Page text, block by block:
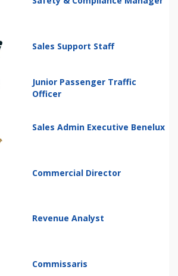
Sales Support Staff
Junior Passenger Traffic
Officer
Sales Admin Executive Benelux
Commercial Director
Revenue Analyst
Commissaris